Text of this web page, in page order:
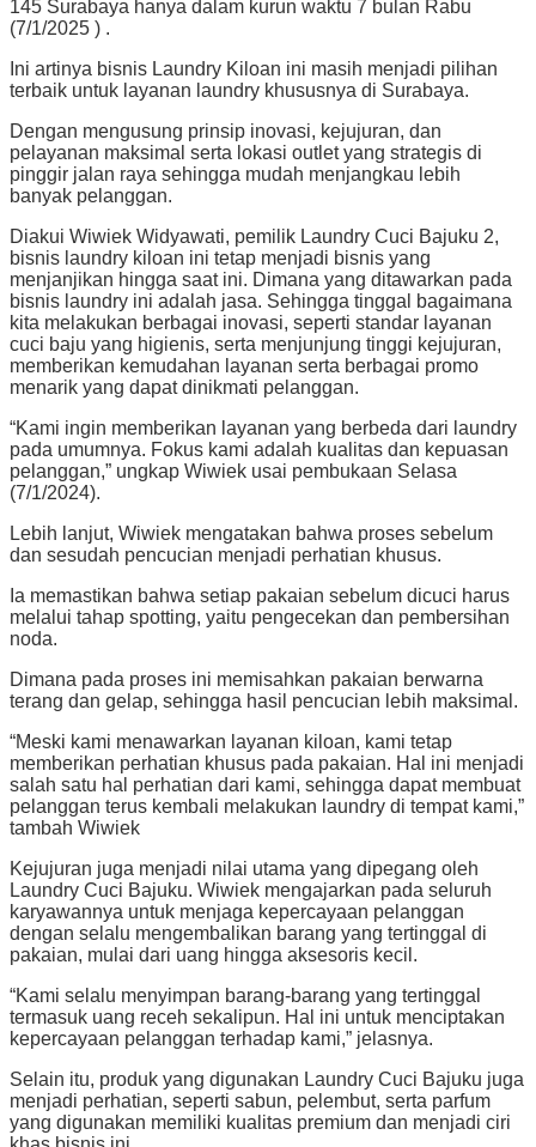
145 Surabaya hanya dalam kurun waktu 7 bulan Rabu
(7/1/2025 ) .
Ini artinya bisnis Laundry Kiloan ini masih menjadi pilihan
terbaik untuk layanan laundry khususnya di Surabaya.
Dengan mengusung prinsip inovasi, kejujuran, dan
pelayanan maksimal serta lokasi outlet yang strategis di
pinggir jalan raya sehingga mudah menjangkau lebih
banyak pelanggan.
Diakui Wiwiek Widyawati, pemilik Laundry Cuci Bajuku 2,
bisnis laundry kiloan ini tetap menjadi bisnis yang
menjanjikan hingga saat ini. Dimana yang ditawarkan pada
bisnis laundry ini adalah jasa. Sehingga tinggal bagaimana
kita melakukan berbagai inovasi, seperti standar layanan
cuci baju yang higienis, serta menjunjung tinggi kejujuran,
memberikan kemudahan layanan serta berbagai promo
menarik yang dapat dinikmati pelanggan.
“Kami ingin memberikan layanan yang berbeda dari laundry
pada umumnya. Fokus kami adalah kualitas dan kepuasan
pelanggan,” ungkap Wiwiek usai pembukaan Selasa
(7/1/2024).
Lebih lanjut, Wiwiek mengatakan bahwa proses sebelum
dan sesudah pencucian menjadi perhatian khusus.
Ia memastikan bahwa setiap pakaian sebelum dicuci harus
melalui tahap spotting, yaitu pengecekan dan pembersihan
noda.
Dimana pada proses ini memisahkan pakaian berwarna
terang dan gelap, sehingga hasil pencucian lebih maksimal.
“Meski kami menawarkan layanan kiloan, kami tetap
memberikan perhatian khusus pada pakaian. Hal ini menjadi
salah satu hal perhatian dari kami, sehingga dapat membuat
pelanggan terus kembali melakukan laundry di tempat kami,”
tambah Wiwiek
Kejujuran juga menjadi nilai utama yang dipegang oleh
Laundry Cuci Bajuku. Wiwiek mengajarkan pada seluruh
karyawannya untuk menjaga kepercayaan pelanggan
dengan selalu mengembalikan barang yang tertinggal di
pakaian, mulai dari uang hingga aksesoris kecil.
“Kami selalu menyimpan barang-barang yang tertinggal
termasuk uang receh sekalipun. Hal ini untuk menciptakan
kepercayaan pelanggan terhadap kami,” jelasnya.
Selain itu, produk yang digunakan Laundry Cuci Bajuku juga
menjadi perhatian, seperti sabun, pelembut, serta parfum
yang digunakan memiliki kualitas premium dan menjadi ciri